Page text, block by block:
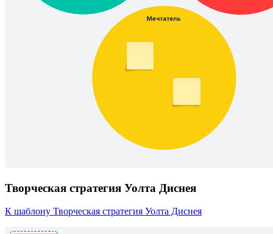
Творческая стратегия Уолта Диснея
К шаблону Творческая стратегия Уолта Диснея